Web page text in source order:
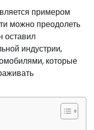
примером
можно преодолеть
оставил
индустрии,
которые